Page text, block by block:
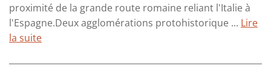
proximité de la grande route romaine reliant l'Italie à
l'Espagne.Deux agglomérations protohistorique ... Lire
la suite